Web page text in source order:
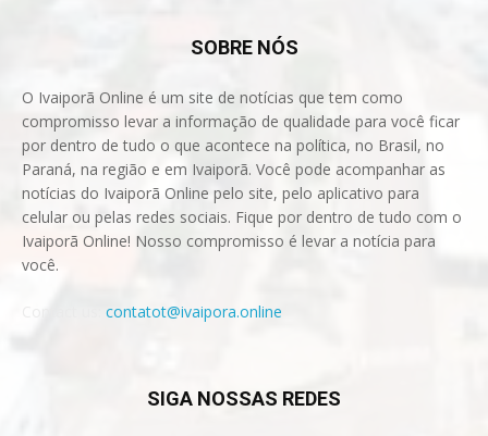
SOBRE NÓS
O Ivaiporã Online é um site de notícias que tem como
compromisso levar a informação de qualidade para você ficar
por dentro de tudo o que acontece na política, no Brasil, no
Paraná, na região e em Ivaiporã. Você pode acompanhar as
notícias do Ivaiporã Online pelo site, pelo aplicativo para
celular ou pelas redes sociais. Fique por dentro de tudo com o
Ivaiporã Online! Nosso compromisso é levar a notícia para
você.
contatot@ivaipora.online
SIGA NOSSAS REDES